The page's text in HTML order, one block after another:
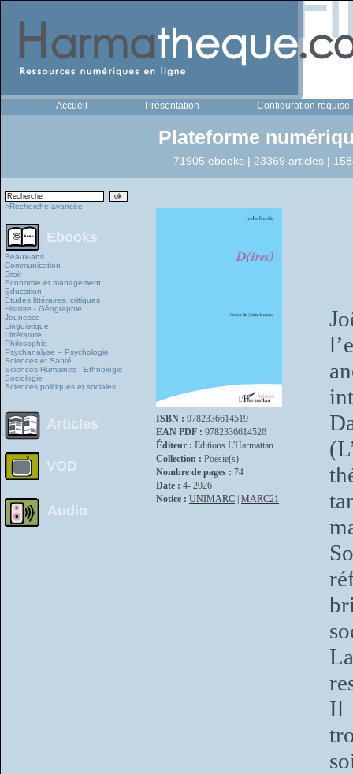
Accueil Présentation Configuration requise
Plateforme
71905 ebooks | 23369 articles |
>Recherche avancée
Ebooks
Beaux-arts
Communication
Droit
Economie et management
Education
Études littéraires, critiques
Histoire - Géographie
Jeunesse
Linguistique
Littérature
Philosophie
Psychanalyse – Psychologie
Sciences et Santé
Sciences Humaines - Ethnologie -
Sociologie
Sciences politiques et sociales
Articles
VOD
Audio
ISBN : 9782336614519
EAN PDF : 9782336614526
Éditeur : Editions L'Harmattan
Collection : Poésie(s)
Nombre de pages : 74
Date : 4- 2026
Notice : UNIMARC MARC21
Il